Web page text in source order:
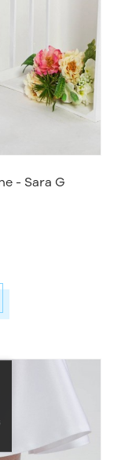
- Sara G